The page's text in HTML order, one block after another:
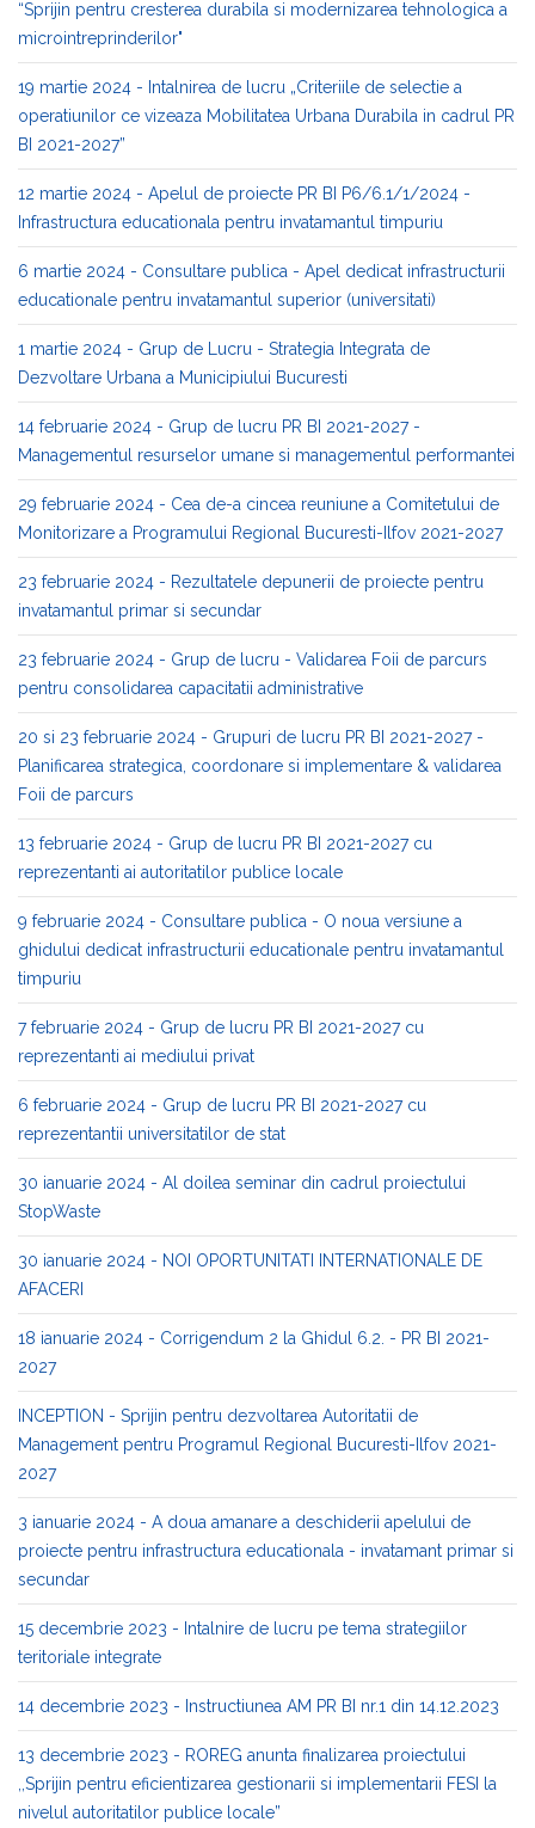
“Sprijin pentru cresterea durabila si modernizarea tehnologica a
microintreprinderilor"
19 martie 2024 - Intalnirea de lucru „Criteriile de selectie a
operatiunilor ce vizeaza Mobilitatea Urbana Durabila in cadrul PR
BI 2021-2027”
12 martie 2024 - Apelul de proiecte PR BI P6/6.1/1/2024 -
Infrastructura educationala pentru invatamantul timpuriu
6 martie 2024 - Consultare publica - Apel dedicat infrastructurii
educationale pentru invatamantul superior (universitati)
1 martie 2024 - Grup de Lucru - Strategia Integrata de
Dezvoltare Urbana a Municipiului Bucuresti
14 februarie 2024 - Grup de lucru PR BI 2021-2027 -
Managementul resurselor umane si managementul performantei
29 februarie 2024 - Cea de-a cincea reuniune a Comitetului de
Monitorizare a Programului Regional Bucuresti-Ilfov 2021-2027
23 februarie 2024 - Rezultatele depunerii de proiecte pentru
invatamantul primar si secundar
23 februarie 2024 - Grup de lucru - Validarea Foii de parcurs
pentru consolidarea capacitatii administrative
20 si 23 februarie 2024 - Grupuri de lucru PR BI 2021-2027 -
Planificarea strategica, coordonare si implementare & validarea
Foii de parcurs
13 februarie 2024 - Grup de lucru PR BI 2021-2027 cu
reprezentanti ai autoritatilor publice locale
9 februarie 2024 - Consultare publica - O noua versiune a
ghidului dedicat infrastructurii educationale pentru invatamantul
timpuriu
7 februarie 2024 - Grup de lucru PR BI 2021-2027 cu
reprezentanti ai mediului privat
6 februarie 2024 - Grup de lucru PR BI 2021-2027 cu
reprezentantii universitatilor de stat
30 ianuarie 2024 - Al doilea seminar din cadrul proiectului
StopWaste
30 ianuarie 2024 - NOI OPORTUNITATI INTERNATIONALE DE
AFACERI
18 ianuarie 2024 - Corrigendum 2 la Ghidul 6.2. - PR BI 2021-
2027
INCEPTION - Sprijin pentru dezvoltarea Autoritatii de
Management pentru Programul Regional Bucuresti-Ilfov 2021-
2027
3 ianuarie 2024 - A doua amanare a deschiderii apelului de
proiecte pentru infrastructura educationala - invatamant primar si
secundar
15 decembrie 2023 - Intalnire de lucru pe tema strategiilor
teritoriale integrate
14 decembrie 2023 - Instructiunea AM PR BI nr.1 din 14.12.2023
13 decembrie 2023 - ROREG anunta finalizarea proiectului
,,Sprijin pentru eficientizarea gestionarii si implementarii FESI la
nivelul autoritatilor publice locale”